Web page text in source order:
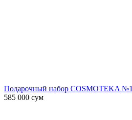
Подарочный набор COSMOTEKA №1
585 000 сум